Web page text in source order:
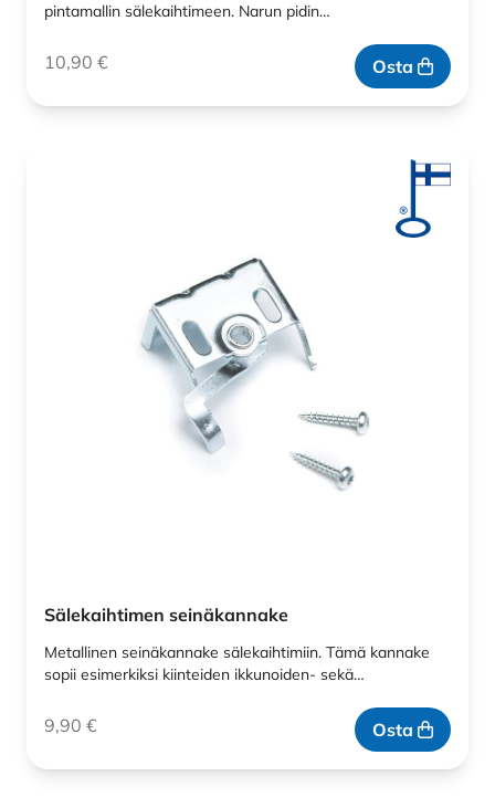
pintamallin sälekaihtimeen. Narun pidin…
10,90 € Osta
Sälekaihtimen seinäkannake
Metallinen seinäkannake sälekaihtimiin. Tämä kannake
sopii esimerkiksi kiinteiden ikkunoiden- sekä…
9,90 € Osta